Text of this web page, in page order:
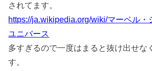
されてます。
https://ja.wikipedia.org/wiki/マーベル・
ユニバース
多すぎるので一度はまると抜け出せな
す。